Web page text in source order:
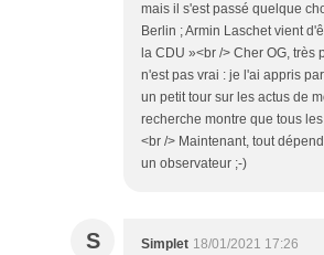
mais il s'est passé quelque
Berlin ; Armin Laschet vient
la CDU »<br /> Cher OG, très
n'est pas vrai : je l'ai appris
un petit tour sur les actus de
recherche montre que tous
<br /> Maintenant, tout
un observateur ;-)
S Simplet 18/01/2021 17:26